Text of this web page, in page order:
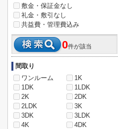
敷金・保証金なし
礼金・敷引なし
共益費・管理費込み
0件が該当
間取り
ワンルーム
1K
1DK
1LDK
2K
2DK
2LDK
3K
3DK
3LDK
4K
4DK